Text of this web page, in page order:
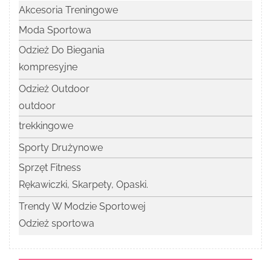
Akcesoria Treningowe
Moda Sportowa
Odzież Do Biegania
kompresyjne
Odzież Outdoor
outdoor
trekkingowe
Sporty Drużynowe
Sprzęt Fitness
Rękawiczki, Skarpety, Opaski.
Trendy W Modzie Sportowej
Odzież sportowa